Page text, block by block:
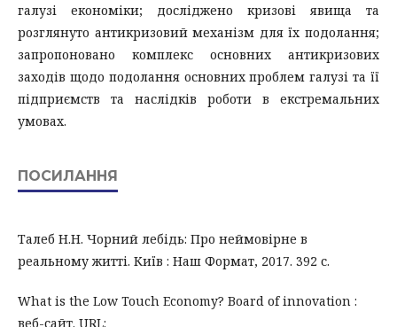
галузі економіки; досліджено кризові явища та
розглянуто антикризовий механізм для їх подолання;
запропоновано комплекс основних антикризових
заходів щодо подолання основних проблем галузі та її
підприємств та наслідків роботи в екстремальних
умовах.
ПОСИЛАННЯ
Талеб Н.Н. Чорний лебідь: Про неймовірне в
реальному житті. Київ : Наш Формат, 2017. 392 с.
What is the Low Touch Economy? Board of innovation :
веб-сайт. URL: